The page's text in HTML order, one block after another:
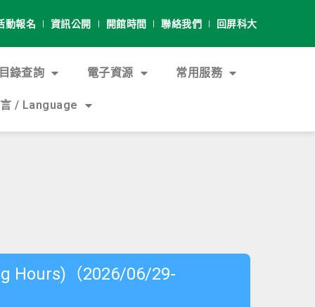
動報名 資訊公開 開館時間 聯絡我們 回屏科大
錄查詢 電子資源 常用服務
/ Language
Hours)（2026/06/29-